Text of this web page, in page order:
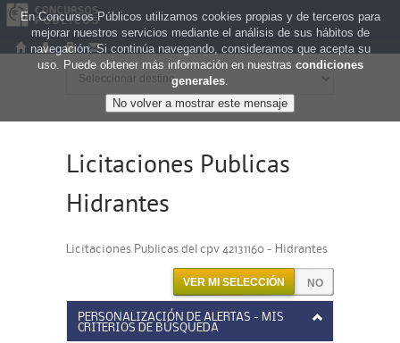
Licitaciones Publicas
Hidrantes
Licitaciones Publicas del cpv 42131160 - Hidrantes
VER MI SELECCIÓN
PERSONALIZACIÓN DE ALERTAS - MIS
CRITERIOS DE BÚSQUEDA
En Concursos Públicos utilizamos cookies propias y de terceros para
mejorar nuestros servicios mediante el análisis de sus hábitos de
navegación. Si continúa navegando, consideramos que acepta su
uso. Puede obtener más información en nuestras condiciones
generales.